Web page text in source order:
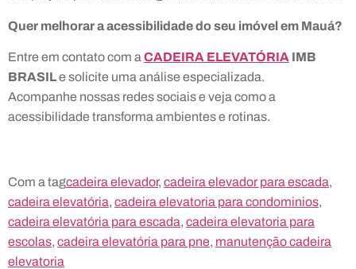
Quer melhorar a acessibilidade do seu imóvel em Mauá?
Entre em contato com a CADEIRA ELEVATÓRIA IMB
BRASILe solicite uma análise especializada.
Acompanhe nossas redes sociais e veja como a
acessibilidade transforma ambientes e rotinas.
Com a tagcadeira elevador, cadeira elevador para escada,
cadeira elevatória, cadeira elevatoria para condominios,
cadeira elevatória para escada, cadeira elevatoria para
escolas, cadeira elevatória para pne, manutenção cadeira
elevatoria